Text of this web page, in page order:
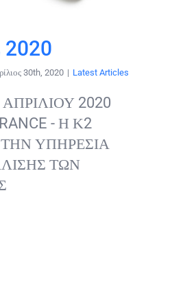
30th, 2020 | Latest Articles
ΑΠΡΙΛΙΟΥ 2020
- Η Κ2
ΤΗΝ ΥΠΗΡΕΣΙΑ
ΤΩΝ